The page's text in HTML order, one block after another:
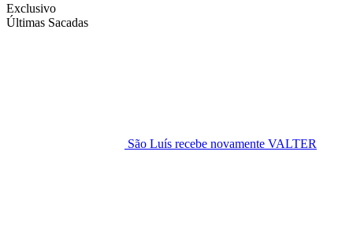
Exclusivo
Últimas Sacadas
São Luís recebe novamente VALTER